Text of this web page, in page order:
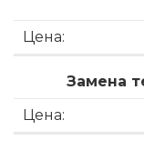
Замена